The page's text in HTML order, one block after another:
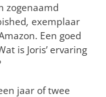
zogenaamd
, exemplaar
Een goed
is Joris’ ervaring
jaar of twee